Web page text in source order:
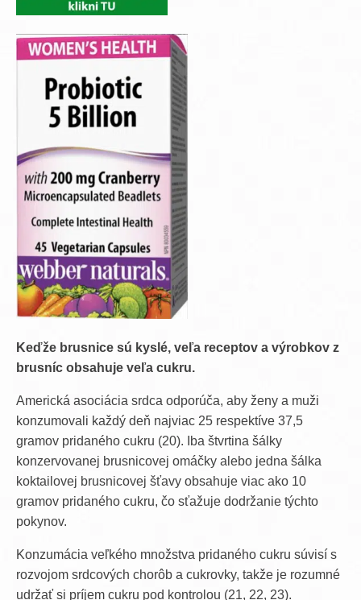
Keďže brusnice sú kyslé, veľa receptov a výrobkov z
brusníc obsahuje veľa cukru.
Americká asociácia srdca odporúča, aby ženy a muži
konzumovali každý deň najviac 25 respektíve 37,5
gramov pridaného cukru (20). Iba štvrtina šálky
konzervovanej brusnicovej omáčky alebo jedna šálka
koktailovej brusnicovej šťavy obsahuje viac ako 10
gramov pridaného cukru, čo sťažuje dodržanie týchto
pokynov.
Konzumácia veľkého množstva pridaného cukru súvisí s
rozvojom srdcových chorôb a cukrovky, takže je rozumné
udržať si príjem cukru pod kontrolou (21, 22, 23).